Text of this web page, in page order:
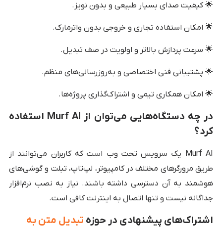
🌟 کیفیت صدای بسیار طبیعی و بدون نویز.
🌟 امکان استفاده تجاری و خروجی بدون واترمارک.
🌟 سرعت پردازش بالاتر و اولویت در صف تبدیل.
🌟 پشتیبانی فنی اختصاصی و به‌روزرسانی‌های منظم.
🌟 امکان همکاری تیمی و اشتراک‌گذاری پروژه‌ها.
در چه دستگاه‌هایی می‌توان از Murf AI استفاده
کرد؟
Murf AI یک سرویس تحت وب است که کاربران می‌توانند از
طریق مرورگرهای مختلف در کامپیوتر، لپ‌تاپ، تبلت و گوشی‌های
هوشمند به آن دسترسی داشته باشند. نیاز به نصب نرم‌افزار
جداگانه نیست و تنها اتصال به اینترنت کافی است.
اشتراک‌های پیشنهادی در حوزه تبدیل متن به